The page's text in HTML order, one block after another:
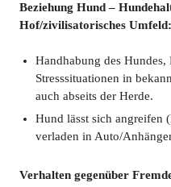
Beziehung Hund –
Hof/zivilisatorisches Umfeld:
Handhabung des
Stresssituationen in
auch abseits der Herde.
Hund lässt sich angreifen
verladen in Auto/
Verhalten gegenüber